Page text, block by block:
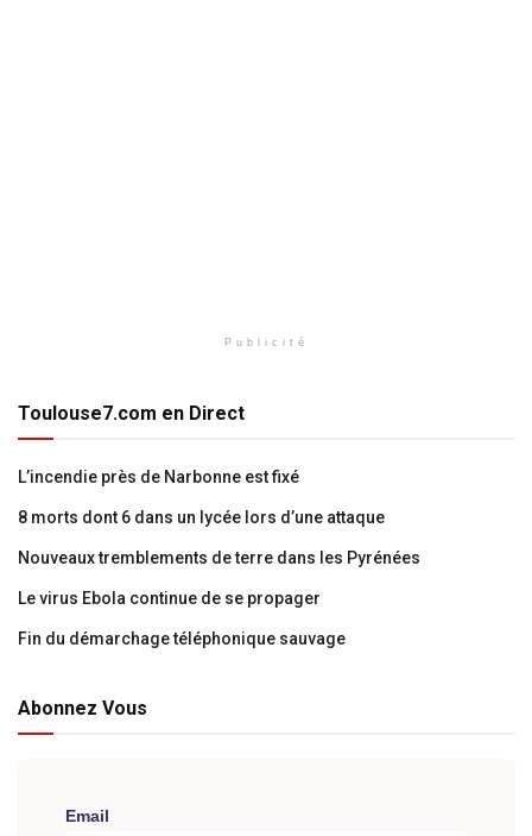
Publicité
Toulouse7.com en Direct
L’incendie près de Narbonne est fixé
8 morts dont 6 dans un lycée lors d’une attaque
Nouveaux tremblements de terre dans les Pyrénées
Le virus Ebola continue de se propager
Fin du démarchage téléphonique sauvage
Abonnez Vous
Email